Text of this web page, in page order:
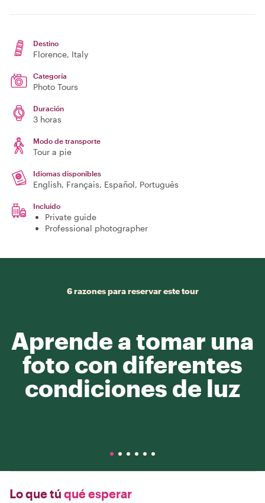
Destino
Florence, Italy
Categoría
Photo Tours
Duración
3 horas
Modo de transporte
Tour a pie
Idiomas disponibles
English, Français, Español, Português
Incluido
Private guide
Professional photographer
6 razones para reservar este tour
Aprende a tomar una
foto con diferentes
condiciones de luz
Lo que tú qué esperar